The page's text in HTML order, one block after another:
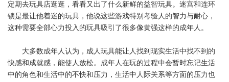
定期去玩具店逛逛，看看又出了什么新鲜的益智玩具。迷宫和连环
锁是最让他着迷的玩具，他说这些游戏特别考验人的智力与耐心，
这种需要全部心力投入的玩具吸引了很多像黄强这样的成年人。
大多数成年人认为，成人玩具能让人找到现实生活中找不到的
快感和成就感，能使人放松。成年人在玩的过程中会暂时忘记生活
中的角色和生活中的不快和压力，生活中人际关系等方面的压力也